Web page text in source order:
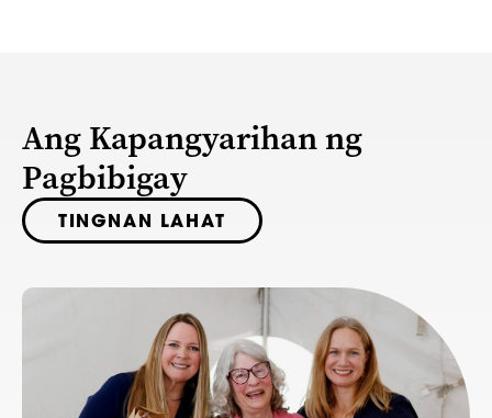
Ang Kapangyarihan ng
Pagbibigay
TINGNAN LAHAT